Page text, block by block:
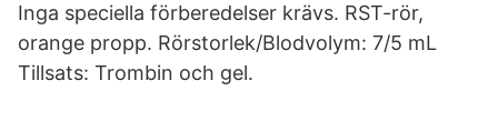
Inga speciella förberedelser krävs. RST-rör,
orange propp. Rörstorlek/Blodvolym: 7/5 mL
Tillsats: Trombin och gel.